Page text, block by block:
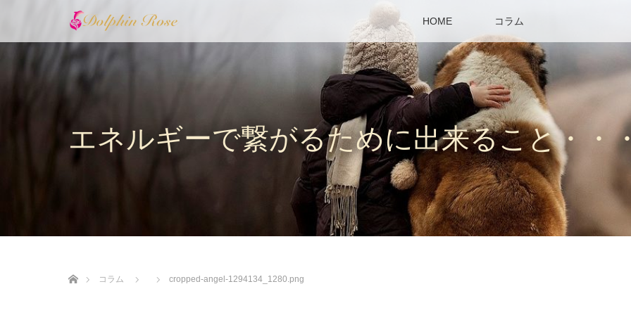
HOME コラム
エネルギーで繋がるために出来ること・・
コラム
cropped-angel-1294134_1280.png